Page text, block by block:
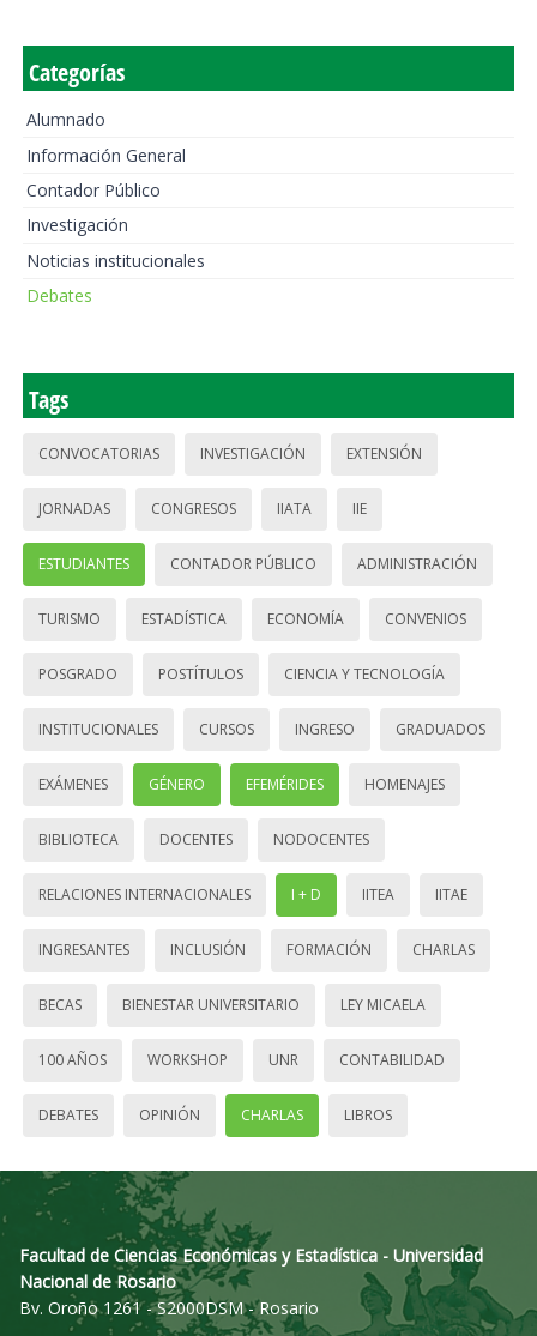
Categorías
Alumnado
Información General
Contador Público
Investigación
Noticias institucionales
Debates
Tags
CONVOCATORIAS INVESTIGACIÓN EXTENSIÓN
JORNADAS CONGRESOS IIATA IIE
ESTUDIANTES CONTADOR PÚBLICO ADMINISTRACIÓN
TURISMO ESTADÍSTICA ECONOMÍA CONVENIOS
POSGRADO POSTÍTULOS CIENCIA Y TECNOLOGÍA
INSTITUCIONALES CURSOS INGRESO GRADUADOS
EXÁMENES GÉNERO EFEMÉRIDES HOMENAJES
BIBLIOTECA DOCENTES NODOCENTES
RELACIONES INTERNACIONALES I + D IITEA IITAE
INGRESANTES INCLUSIÓN FORMACIÓN CHARLAS
BECAS BIENESTAR UNIVERSITARIO LEY MICAELA
100 AÑOS WORKSHOP UNR CONTABILIDAD
DEBATES OPINIÓN CHARLAS LIBROS
Facultad de Ciencias Económicas y Estadística - Universidad
Nacional de Rosario
Bv. Oroño 1261 - S2000DSM - Rosario